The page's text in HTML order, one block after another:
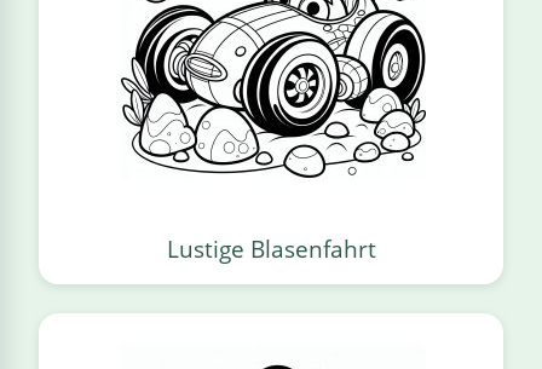
Lustige Blasenfahrt